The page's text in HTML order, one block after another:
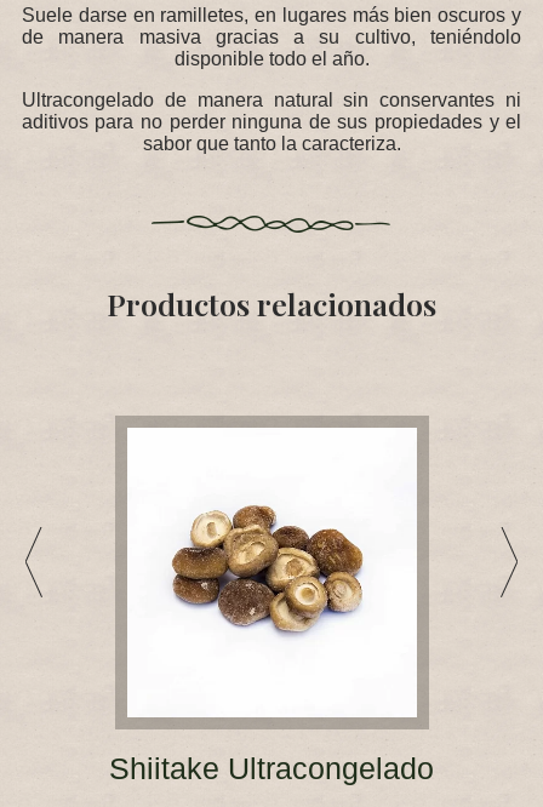
Suele darse en ramilletes, en lugares más bien oscuros y
de manera masiva gracias a su cultivo, teniéndolo
disponible todo el año.
Ultracongelado de manera natural sin conservantes ni
aditivos para no perder ninguna de sus propiedades y el
sabor que tanto la caracteriza.
Productos relacionados
Shiitake Ultracongelado